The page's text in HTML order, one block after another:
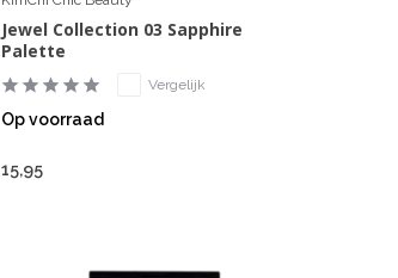
Jewel Collection 03 Sapphire
Palette
Vergelijk
Op voorraad
15,95